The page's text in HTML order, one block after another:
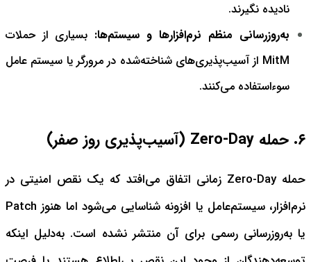
نادیده نگیرند.
به‌روزرسانی منظم نرم‌افزارها و سیستم‌ها: بسیاری از حملات
MitM از آسیب‌پذیری‌های شناخته‌شده در مرورگر یا سیستم عامل
سوءاستفاده می‌کنند.
۶. حمله Zero-Day (آسیب‌پذیری روز صفر)
حمله Zero-Day زمانی اتفاق می‌افتد که یک نقص امنیتی در
نرم‌افزار، سیستم‌عامل یا افزونه شناسایی می‌شود اما هنوز Patch
یا به‌روزرسانی رسمی برای آن منتشر نشده است. به‌دلیل اینکه